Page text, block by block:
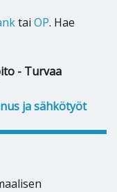
tai OP. Hae
- Turvaa
ja sähkötyöt